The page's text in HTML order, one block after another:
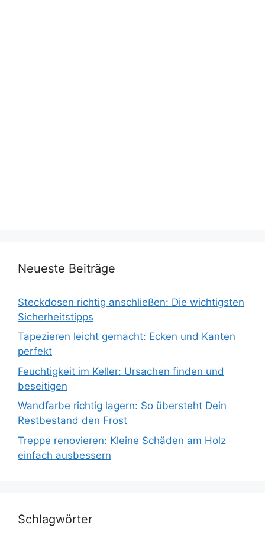
Neueste Beiträge
Steckdosen richtig anschließen: Die wichtigsten
Sicherheitstipps
Tapezieren leicht gemacht: Ecken und Kanten
perfekt
Feuchtigkeit im Keller: Ursachen finden und
beseitigen
Wandfarbe richtig lagern: So übersteht Dein
Restbestand den Frost
Treppe renovieren: Kleine Schäden am Holz
einfach ausbessern
Schlagwörter